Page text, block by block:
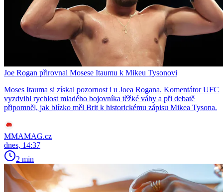
Joe Rogan přirovnal Mosese Itaumu k Mikeu Tysonovi
Moses Itauma si získal pozornost i u Joea Rogana. Komentátor UFC
vyzdvihl rychlost mladého bojovníka těžké váhy a při debatě
připomněl, jak blízko měl Brit k historickému zápisu Mikea Tysona.
MMAMAG.cz
dnes, 14:37
2 min